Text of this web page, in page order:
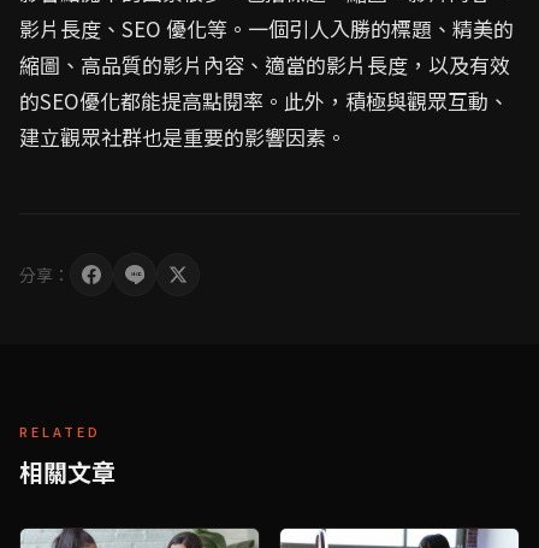
影片長度、SEO 優化等。一個引人入勝的標題、精美的
縮圖、高品質的影片內容、適當的影片長度，以及有效
的SEO優化都能提高點閱率。此外，積極與觀眾互動、
建立觀眾社群也是重要的影響因素。
分享：
RELATED
相關文章